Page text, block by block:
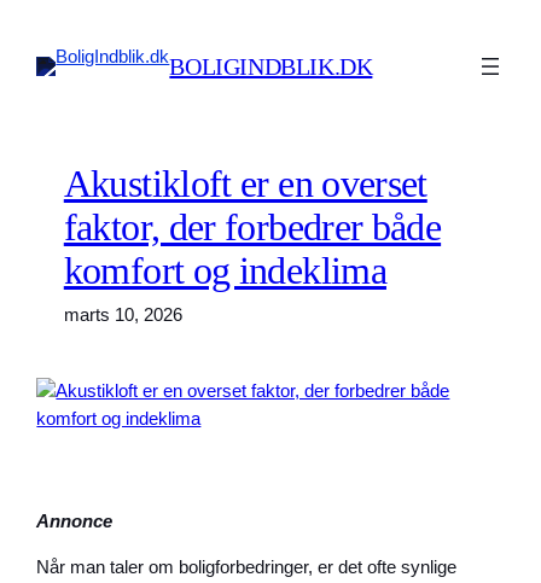
indhold
BOLIGINDBLIK.DK
Akustikloft er en overset
faktor, der forbedrer både
komfort og indeklima
marts 10, 2026
Annonce
Når man taler om boligforbedringer, er det ofte synlige